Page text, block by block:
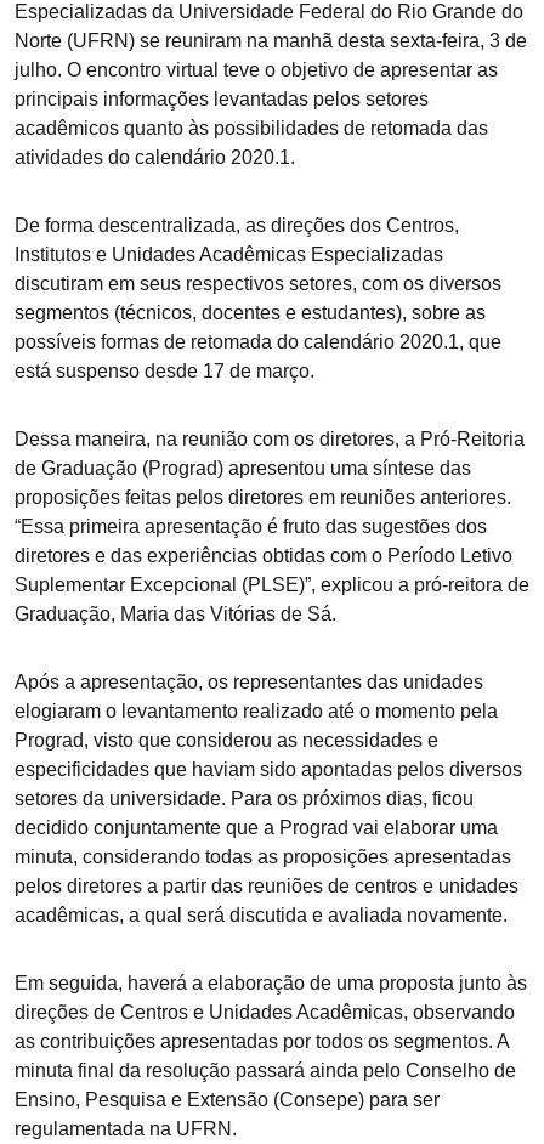
Especializadas da Universidade Federal do Rio Grande do
Norte (UFRN) se reuniram na manhã desta sexta-feira, 3 de
julho. O encontro virtual teve o objetivo de apresentar as
principais informações levantadas pelos setores
acadêmicos quanto às possibilidades de retomada das
atividades do calendário 2020.1.
De forma descentralizada, as direções dos Centros,
Institutos e Unidades Acadêmicas Especializadas
discutiram em seus respectivos setores, com os diversos
segmentos (técnicos, docentes e estudantes), sobre as
possíveis formas de retomada do calendário 2020.1, que
está suspenso desde 17 de março.
Dessa maneira, na reunião com os diretores, a Pró-Reitoria
de Graduação (Prograd) apresentou uma síntese das
proposições feitas pelos diretores em reuniões anteriores.
“Essa primeira apresentação é fruto das sugestões dos
diretores e das experiências obtidas com o Período Letivo
Suplementar Excepcional (PLSE)”, explicou a pró-reitora de
Graduação, Maria das Vitórias de Sá.
Após a apresentação, os representantes das unidades
elogiaram o levantamento realizado até o momento pela
Prograd, visto que considerou as necessidades e
especificidades que haviam sido apontadas pelos diversos
setores da universidade. Para os próximos dias, ficou
decidido conjuntamente que a Prograd vai elaborar uma
minuta, considerando todas as proposições apresentadas
pelos diretores a partir das reuniões de centros e unidades
acadêmicas, a qual será discutida e avaliada novamente.
Em seguida, haverá a elaboração de uma proposta junto às
direções de Centros e Unidades Acadêmicas, observando
as contribuições apresentadas por todos os segmentos. A
minuta final da resolução passará ainda pelo Conselho de
Ensino, Pesquisa e Extensão (Consepe) para ser
regulamentada na UFRN.